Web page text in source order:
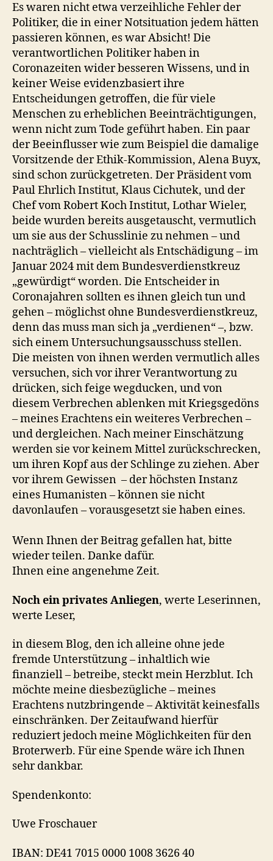
Es waren nicht etwa verzeihliche Fehler der
Politiker, die in einer Notsituation jedem hätten
passieren können, es war Absicht! Die
verantwortlichen Politiker haben in
Coronazeiten wider besseren Wissens, und in
keiner Weise evidenzbasiert ihre
Entscheidungen getroffen, die für viele
Menschen zu erheblichen Beeinträchtigungen,
wenn nicht zum Tode geführt haben. Ein paar
der Beeinflusser wie zum Beispiel die damalige
Vorsitzende der Ethik-Kommission, Alena Buyx,
sind schon zurückgetreten. Der Präsident vom
Paul Ehrlich Institut, Klaus Cichutek, und der
Chef vom Robert Koch Institut, Lothar Wieler,
beide wurden bereits ausgetauscht, vermutlich
um sie aus der Schusslinie zu nehmen – und
nachträglich – vielleicht als Entschädigung – im
Januar 2024 mit dem Bundesverdienstkreuz
„gewürdigt“ worden. Die Entscheider in
Coronajahren sollten es ihnen gleich tun und
gehen – möglichst ohne Bundesverdienstkreuz,
denn das muss man sich ja „verdienen“ –, bzw.
sich einem Untersuchungsausschuss stellen.
Die meisten von ihnen werden vermutlich alles
versuchen, sich vor ihrer Verantwortung zu
drücken, sich feige wegducken, und von
diesem Verbrechen ablenken mit Kriegsgedöns
– meines Erachtens ein weiteres Verbrechen –
und dergleichen. Nach meiner Einschätzung
werden sie vor keinem Mittel zurückschrecken,
um ihren Kopf aus der Schlinge zu ziehen. Aber
vor ihrem Gewissen – der höchsten Instanz
eines Humanisten – können sie nicht
davonlaufen – vorausgesetzt sie haben eines.
Wenn Ihnen der Beitrag gefallen hat, bitte
wieder teilen. Danke dafür.
Ihnen eine angenehme Zeit.
Noch ein privates Anliegen, werte Leserinnen,
werte Leser,
in diesem Blog, den ich alleine ohne jede
fremde Unterstützung – inhaltlich wie
finanziell – betreibe, steckt mein Herzblut. Ich
möchte meine diesbezügliche – meines
Erachtens nutzbringende – Aktivität keinesfalls
einschränken. Der Zeitaufwand hierfür
reduziert jedoch meine Möglichkeiten für den
Broterwerb. Für eine Spende wäre ich Ihnen
sehr dankbar.
Spendenkonto:
Uwe Froschauer
IBAN: DE41 7015 0000 1008 3626 40